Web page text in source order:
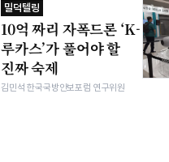
밀덕텔링
10억 짜리 자폭드론 ‘K-
루카스’가 풀어야 할
진짜 숙제
김민석 한국국방안보포럼 연구위원